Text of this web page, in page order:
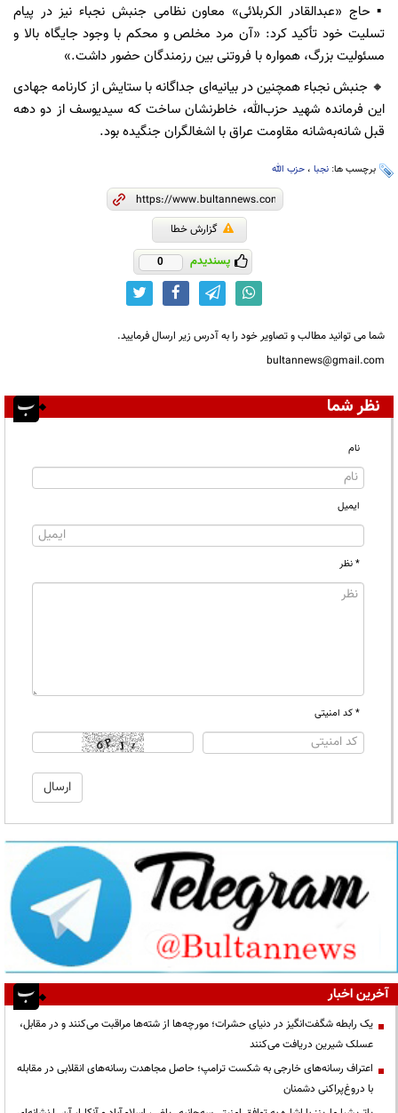
▪️ حاج «عبدالقادر الکربلائی» معاون نظامی جنبش نجباء نیز در پیام
تسلیت خود تأکید کرد: «آن مرد مخلص و محکم با وجود جایگاه بالا و
مسئولیت بزرگ، همواره با فروتنی بین رزمندگان حضور داشت.»
🔸 جنبش نجباء همچنین در بیانیه‌ای جداگانه با ستایش از کارنامه جهادی
این فرمانده شهید حزب‌الله، خاطرنشان ساخت که سیدیوسف از دو دهه
قبل شانه‌به‌شانه مقاومت عراق با اشغالگران جنگیده بود.
برچسب ها: نجبا ، حزب الله
گزارش خطا
پسندیدم 0
شما می توانید مطالب و تصاویر خود را به آدرس زیر ارسال فرمایید.
bultannews@gmail.com
نظر شما
نام
ایمیل
* نظر
* کد امنیتی
آخرین اخبار
یک رابطه شگفت‌انگیز در دنیای حشرات؛ مورچه‌ها از شته‌ها مراقبت می‌کنند و در مقابل،
عسلک شیرین دریافت می‌کنند
اعتراف رسانه‌های خارجی به شکست ترامپ؛ حاصل مجاهدت رسانه‌های انقلابی در مقابله
با دروغ‌پراکنی دشمنان